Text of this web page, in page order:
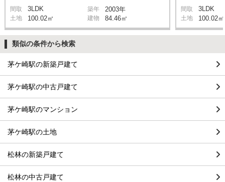
間取 3LDK 築年 2003年
土地 100.02㎡ 建物 84.46㎡
間取 3LDK
土地 100.02㎡
類似の条件から検索
茅ケ崎駅の新築戸建て
茅ケ崎駅の中古戸建て
茅ケ崎駅のマンション
茅ケ崎駅の土地
松林の新築戸建て
松林の中古戸建て